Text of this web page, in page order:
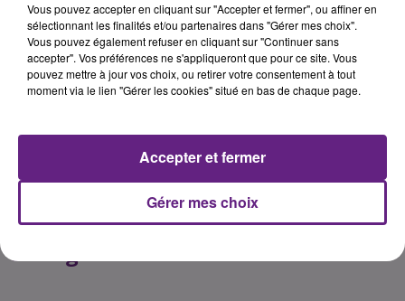
montpelliéraine. Longtemps
bousculés les joueurs de l'Hérault
ont du attendre le dernier quart
d'heure pour prendre la mesure de
débauche d'efforts consentis
jusque là. La logique est donc
respectée (27-34), mais Dijon n'a
pas à rougir de sa prestation et
trouvera certainement matière à
Vous pouvez accepter en cliquant sur "Accepter et fermer", ou affiner en
sélectionnant les finalités et/ou partenaires dans "Gérer mes choix".
Vous pouvez également refuser en cliquant sur "Continuer sans
accepter". Vos préférences ne s'appliqueront que pour ce site. Vous
pouvez mettre à jour vos choix, ou retirer votre consentement à tout
moment via le lien "Gérer les cookies" situé en bas de chaque page.
Gérer mes choix
Accepter et fermer